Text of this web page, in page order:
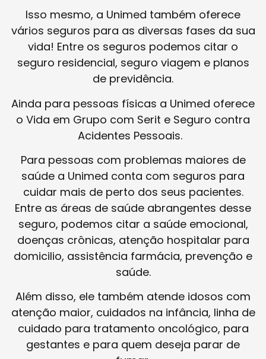
Isso mesmo, a Unimed também oferece
vários seguros para as diversas fases da sua
vida! Entre os seguros podemos citar o
seguro residencial, seguro viagem e planos
de previdência.
Ainda para pessoas físicas a Unimed oferece
o Vida em Grupo com Serit e Seguro contra
Acidentes Pessoais.
Para pessoas com problemas maiores de
saúde a Unimed conta com seguros para
cuidar mais de perto dos seus pacientes.
Entre as áreas de saúde abrangentes desse
seguro, podemos citar a saúde emocional,
doenças crônicas, atenção hospitalar para
domicilio, assistência farmácia, prevenção e
saúde.
Além disso, ele também atende idosos com
atenção maior, cuidados na infância, linha de
cuidado para tratamento oncológico, para
gestantes e para quem deseja parar de